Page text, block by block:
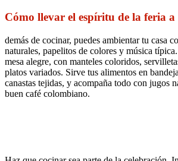
Cómo llevar el espíritu de la feria a
demás de cocinar, puedes ambientar tu casa
naturales, papelitos de colores y música
mesa alegre, con manteles coloridos,
platos variados. Sirve tus alimentos en
canastas tejidas, y acompaña todo con jugos
buen café colombiano.